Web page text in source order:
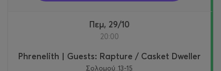
Πεμ, 29/10
20:00
Phrenelith | Guests: Rapture / Casket Dweller
Σολομού 13-15